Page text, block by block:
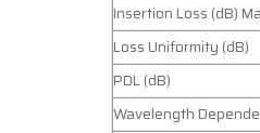
Insertion Loss (dB)
Loss Uniformity (dB)
PDL (dB)
Wavelength